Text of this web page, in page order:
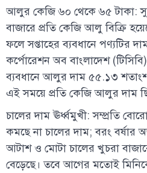
আলুর কেজি ৬০ থেকে ৬৫ টাকা:
বাজারে প্রতি কেজি আলু বিক্রি
ফলে সপ্তাহের ব্যবধানে পণ্যটির
কর্পোরেশন অব বাংলাদেশ
ব্যবধানে আলুর দাম ৫৫.১৩
এই সময়ে প্রতি কেজি আলুর দাম
চালের দাম ঊর্ধ্বমুখী: সম্প্রতি
কমছে না চালের দাম; বরং বর্ষার
আটাশ ও মোটা চালের খুচরা
বেড়েছে। তবে আগের মতোই